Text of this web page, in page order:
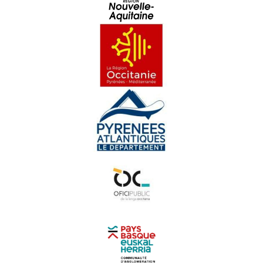
Lou Dalfin : Los taxis de Barcelona
Tokyo Sus Dordonha
Caliu : Doman farà jorn
Alidé Sans : Soleta e Completa
En Gaouach : Ma Polidonèla